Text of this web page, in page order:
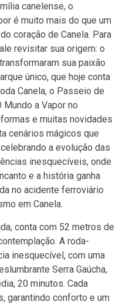
canelense, o
é muito mais do que um
coração de Canela. Para
revisitar sua origem: o
sua paixão
único, que hoje conta
Canela, o Passeio de
Mundo a Vapor no
e muitas novidades
cenários mágicos que
a evolução das
inesquecíveis, onde
e a história ganha
no acidente ferroviário
em Canela.
conta com 52 metros de
A roda-
inesquecível, com uma
Serra Gaúcha,
20 minutos. Cada
garantindo conforto e um